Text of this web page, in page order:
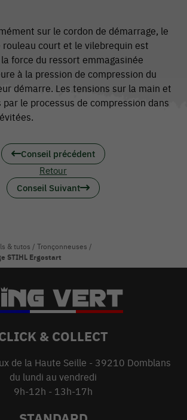
sur le cordon de démarrage, le
court et le vilebrequin est
force du ressort emmagasinée
à la pression de compression du
démarre. Les tensions sur la main et
par le processus de compression dans
Conseil précédent
Retour
Conseil Suivant
& tutos / Tronçonneuses /
STIHL Ergostart
& COLLECT
de la Haute Seille - 39210 Domblans
du lundi au vendredi
9h-12h - 13h-17h